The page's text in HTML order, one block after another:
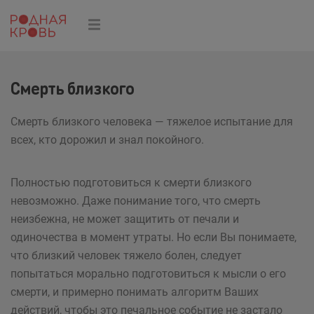
Смерть близкого
Смерть близкого человека — тяжелое испытание для
всех, кто дорожил и знал покойного.
Полностью подготовиться к смерти близкого
невозможно. Даже понимание того, что смерть
неизбежна, не может защитить от печали и
одиночества в момент утраты. Но если Вы понимаете,
что близкий человек тяжело болен, следует
попытаться морально подготовиться к мысли о его
смерти, и примерно понимать алгоритм Ваших
действий, чтобы это печальное событие не застало